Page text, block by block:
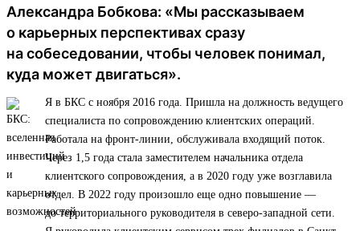
Александра Бобкова: «Мы рассказываем
о карьерных перспективах сразу
на собеседовании, чтобы человек понимал,
куда может двигаться».
Я в БКС с ноября 2016 года. Пришла на должность ведущего
специалиста по сопровождению клиентских операций.
Работала на фронт-линии, обслуживала входящий поток.
Через 1,5 года стала заместителем начальника отдела
клиентского сопровождения, а в 2020 году уже возглавила
отдел. В 2022 году произошло еще одно повышение —
до территориального руководителя в северо-западной сети.